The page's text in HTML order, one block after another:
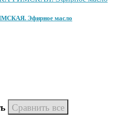
Эфирное масло